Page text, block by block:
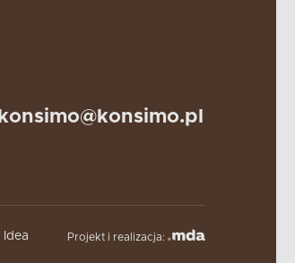
konsimo@konsimo.pl
Idea Projekt i realizacja: